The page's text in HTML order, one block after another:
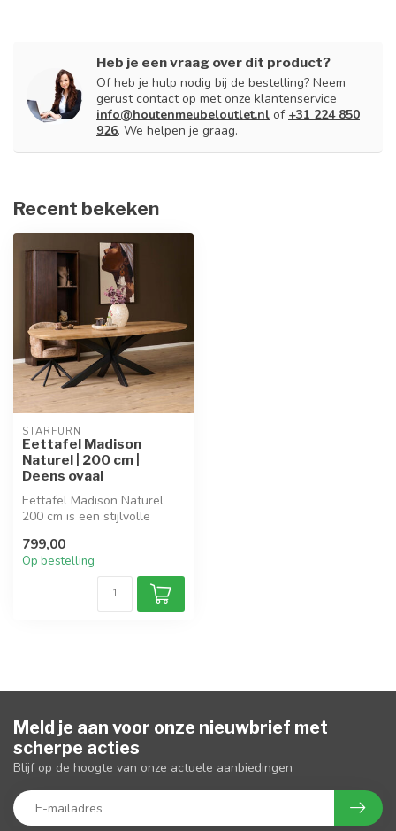
Heb je een vraag over dit product?
Of heb je hulp nodig bij de bestelling? Neem
gerust contact op met onze klantenservice
info@houtenmeubeloutlet.nl of +31 224 850
926. We helpen je graag.
Recent bekeken
STARFURN
Eettafel Madison
Naturel | 200 cm |
Deens ovaal
Eettafel Madison Naturel
200 cm is een stijlvolle
ovaal...
799,00
Op bestelling
Meld je aan voor onze nieuwbrief met
scherpe acties
Blijf op de hoogte van onze actuele aanbiedingen